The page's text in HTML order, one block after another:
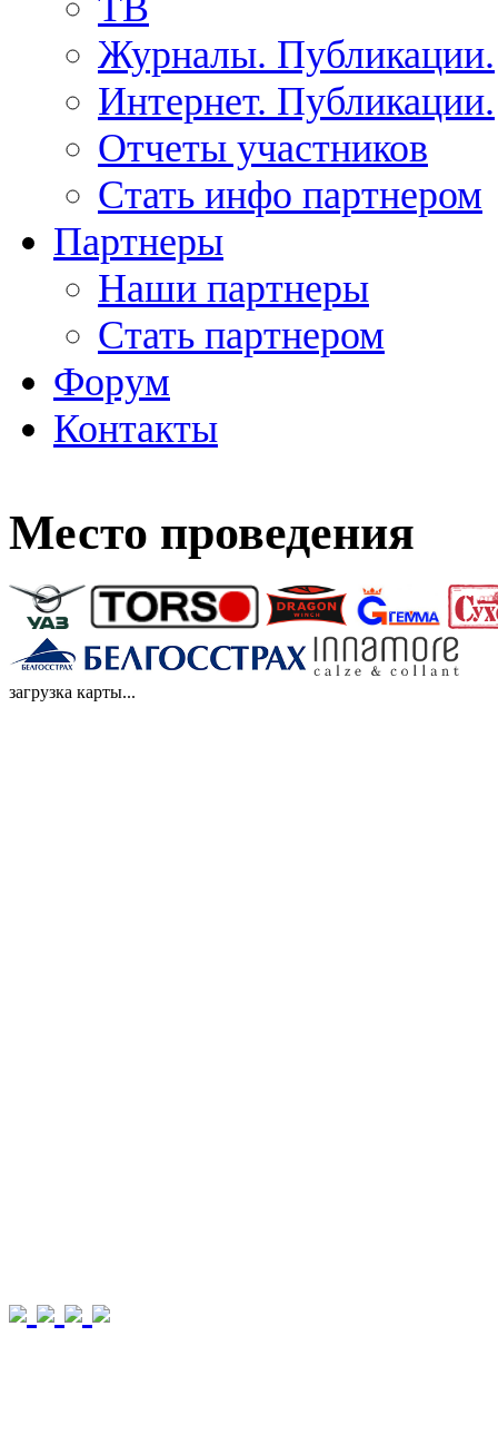
Журналы. Публикации.
Интернет. Публикации.
Отчеты участников
Стать инфо партнером
Партнеры
Наши партнеры
Стать партнером
Форум
Контакты
Место проведения
загрузка карты...